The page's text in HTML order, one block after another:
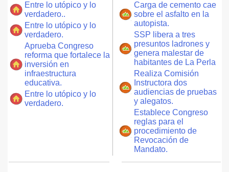
Entre lo utópico y lo
verdadero..
Entre lo utópico y lo
verdadero.
Aprueba Congreso
reforma que fortalece la
inversión en
infraestructura
educativa.
Entre lo utópico y lo
verdadero.
Carga de cemento cae
sobre el asfalto en la
autopista.
SSP libera a tres
presuntos ladrones y
genera malestar de
habitantes de La Perla
Realiza Comisión
Instructora dos
audiencias de pruebas
y alegatos.
Establece Congreso
reglas para el
procedimiento de
Revocación de
Mandato.